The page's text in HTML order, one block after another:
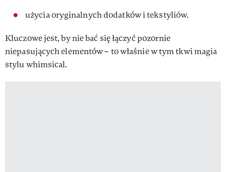
użycia oryginalnych dodatków i tekstyliów.
Kluczowe jest, by nie bać się łączyć pozornie
niepasujących elementów – to właśnie w tym tkwi magia
stylu whimsical.